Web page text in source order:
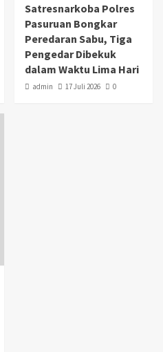
Satresnarkoba Polres
Pasuruan Bongkar
Peredaran Sabu, Tiga
Pengedar Dibekuk
dalam Waktu Lima Hari
admin 17 Juli 2026 0